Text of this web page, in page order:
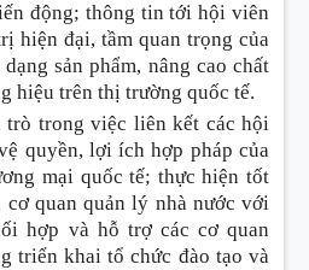
động; thông tin tới hội viên
hiện đại, tầm quan trọng của
sản phẩm, nâng cao chất
hiệu trên thị trường quốc tế.
trò trong việc liên kết các hội
quyền, lợi ích hợp pháp của
mại quốc tế; thực hiện tốt
quan quản lý nhà nước với
hợp và hỗ trợ các cơ quan
triển khai tổ chức đào tạo và